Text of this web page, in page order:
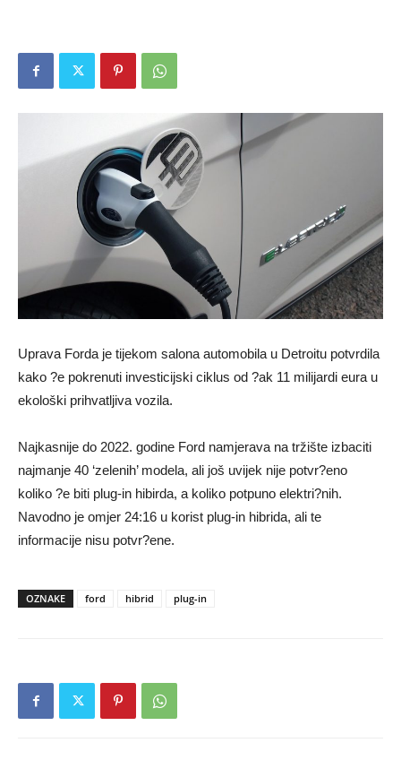
Uprava Forda je tijekom salona automobila u Detroitu potvrdila
kako ?e pokrenuti investicijski ciklus od ?ak 11 milijardi eura u
ekološki prihvatljiva vozila.
Najkasnije do 2022. godine Ford namjerava na tržište izbaciti
najmanje 40 ‘zelenih’ modela, ali još uvijek nije potvr?eno
koliko ?e biti plug-in hibirda, a koliko potpuno elektri?nih.
Navodno je omjer 24:16 u korist plug-in hibrida, ali te
informacije nisu potvr?ene.
OZNAKE ford hibrid plug-in